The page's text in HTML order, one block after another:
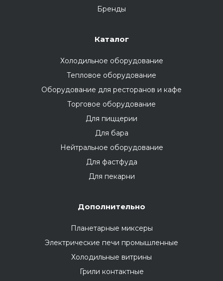
Бренды
Каталог
Холодильное оборудование
Тепловое оборудование
Оборудование для ресторанов и кафе
Торговое оборудование
Для пиццерии
Для бара
Нейтральное оборудование
Для фастфуда
Для пекарни
Дополнительно
Планетарные миксеры
Электрические печи промышленные
Холодильные витрины
Грили контактные